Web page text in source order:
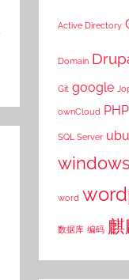
Active Directory
Domain
Git google
ownCloud PHP
SQL Server
windows
word
数据库 编码 麒